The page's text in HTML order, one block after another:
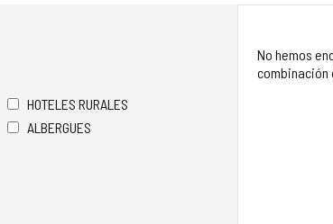
HOTELES RURALES
ALBERGUES
No hemos
combinación